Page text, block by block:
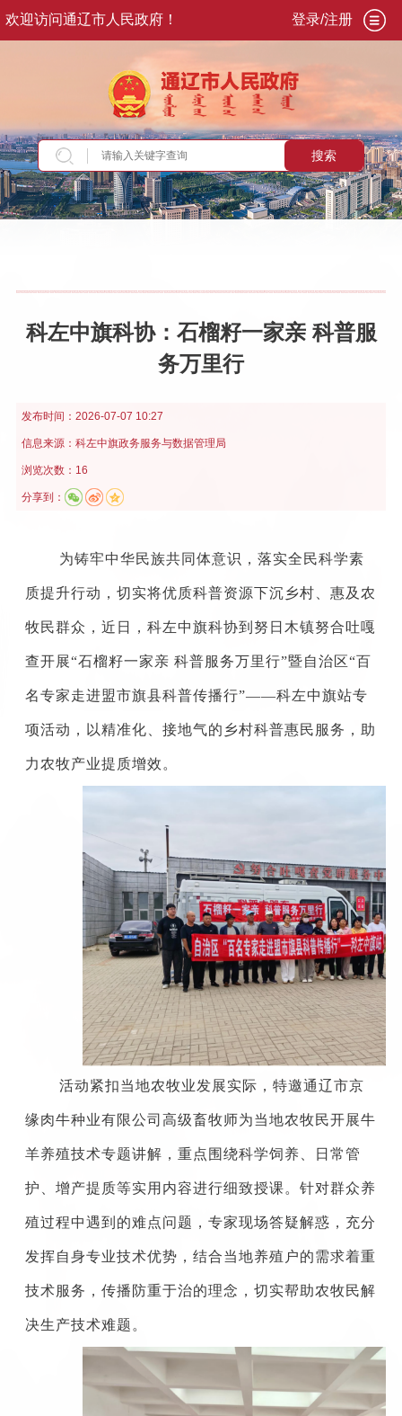
欢迎访问通辽市人民政府！ 登录/注册
搜索
当前位置：首页>新闻资讯>旗县动态
科左中旗科协：石榴籽一家亲 科普服
务万里行
发布时间： 2026-07-07 10:27
信息来源： 科左中旗政务服务与数据管理局
浏览次数：16
分享到：
为铸牢中华民族共同体意识，落实全民科学素
质提升行动，切实将优质科普资源下沉乡村、惠及农
牧民群众，近 日， 科左中旗科协到努日木镇努合吐嘎
查开展“石榴籽一家亲 科普服务万里行”暨自治区“百
名专家走进盟市旗县科普传播行”——科左中旗站专
项活动， 以精准化、接地气的乡村科普惠民服务，助
力农牧产业提质增效。
活动紧扣当地农牧业发展实际，特邀通辽市京
缘肉牛种业有限公司高级畜牧师为当地农牧民开展牛
羊养殖技术专题讲解，重点围绕科学饲养、日常管
护、增产提质等实用内容进行细致授课。针对群众养
殖过程中遇到的难点问题，专家现场答疑解惑，充分
发挥自身专业技术优势，结合当地养殖户的需求着重
技术服务，传播防重于治的理念，切实帮助农牧民解
决生产技术难题。